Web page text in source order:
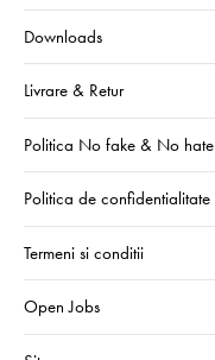
Downloads
Livrare & Retur
Politica No fake & No hate
Politica de confidentialitate
Termeni si conditii
Open Jobs